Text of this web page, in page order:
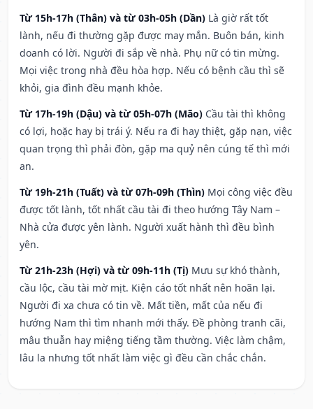
Từ 15h-17h (Thân) và từ 03h-05h (Dần) Là giờ rất tốt
lành, nếu đi thường gặp được may mắn. Buôn bán, kinh
doanh có lời. Người đi sắp về nhà. Phụ nữ có tin mừng.
Mọi việc trong nhà đều hòa hợp. Nếu có bệnh cầu thì sẽ
khỏi, gia đình đều mạnh khỏe.
Từ 17h-19h (Dậu) và từ 05h-07h (Mão) Cầu tài thì không
có lợi, hoặc hay bị trái ý. Nếu ra đi hay thiệt, gặp nạn, việc
quan trọng thì phải đòn, gặp ma quỷ nên cúng tế thì mới
an.
Từ 19h-21h (Tuất) và từ 07h-09h (Thìn) Mọi công việc đều
được tốt lành, tốt nhất cầu tài đi theo hướng Tây Nam –
Nhà cửa được yên lành. Người xuất hành thì đều bình
yên.
Từ 21h-23h (Hợi) và từ 09h-11h (Tị) Mưu sự khó thành,
cầu lộc, cầu tài mờ mịt. Kiện cáo tốt nhất nên hoãn lại.
Người đi xa chưa có tin về. Mất tiền, mất của nếu đi
hướng Nam thì tìm nhanh mới thấy. Đề phòng tranh cãi,
mâu thuẫn hay miệng tiếng tầm thường. Việc làm chậm,
lâu la nhưng tốt nhất làm việc gì đều cần chắc chắn.